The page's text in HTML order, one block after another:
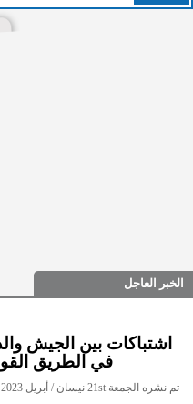
الخبر العاجل
اشتباكات بين الجيش
في الطريق
تم نشره الجمعة 21st نيسان / أبريل 2023 04:06 مساءً